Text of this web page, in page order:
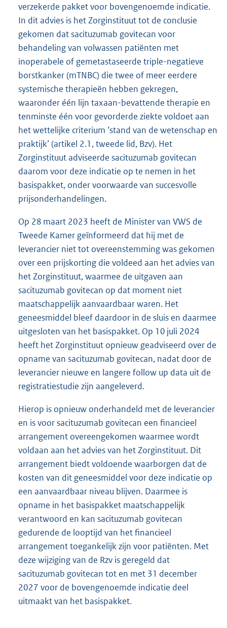
verzekerde pakket voor bovengenoemde indicatie.
In dit advies is het Zorginstituut tot de conclusie
gekomen dat sacituzumab govitecan voor
behandeling van volwassen patiënten met
inoperabele of gemetastaseerde triple-negatieve
borstkanker (mTNBC) die twee of meer eerdere
systemische therapieën hebben gekregen,
waaronder één lijn taxaan-bevattende therapie en
tenminste één voor gevorderde ziekte voldoet aan
het wettelijke criterium ‘stand van de wetenschap en
praktijk’ (artikel 2.1, tweede lid, Bzv). Het
Zorginstituut adviseerde sacituzumab govitecan
daarom voor deze indicatie op te nemen in het
basispakket, onder voorwaarde van succesvolle
prijsonderhandelingen.
Op 28 maart 2023 heeft de Minister van VWS de
Tweede Kamer geïnformeerd dat hij met de
leverancier niet tot overeenstemming was gekomen
over een prijskorting die voldeed aan het advies van
het Zorginstituut, waarmee de uitgaven aan
sacituzumab govitecan op dat moment niet
maatschappelijk aanvaardbaar waren. Het
geneesmiddel bleef daardoor in de sluis en daarmee
uitgesloten van het basispakket. Op 10 juli 2024
heeft het Zorginstituut opnieuw geadviseerd over de
opname van sacituzumab govitecan, nadat door de
leverancier nieuwe en langere follow up data uit de
registratiestudie zijn aangeleverd.
Hierop is opnieuw onderhandeld met de leverancier
en is voor sacituzumab govitecan een financieel
arrangement overeengekomen waarmee wordt
voldaan aan het advies van het Zorginstituut. Dit
arrangement biedt voldoende waarborgen dat de
kosten van dit geneesmiddel voor deze indicatie op
een aanvaardbaar niveau blijven. Daarmee is
opname in het basispakket maatschappelijk
verantwoord en kan sacituzumab govitecan
gedurende de looptijd van het financieel
arrangement toegankelijk zijn voor patiënten. Met
deze wijziging van de Rzv is geregeld dat
sacituzumab govitecan tot en met 31 december
2027 voor de bovengenoemde indicatie deel
uitmaakt van het basispakket.